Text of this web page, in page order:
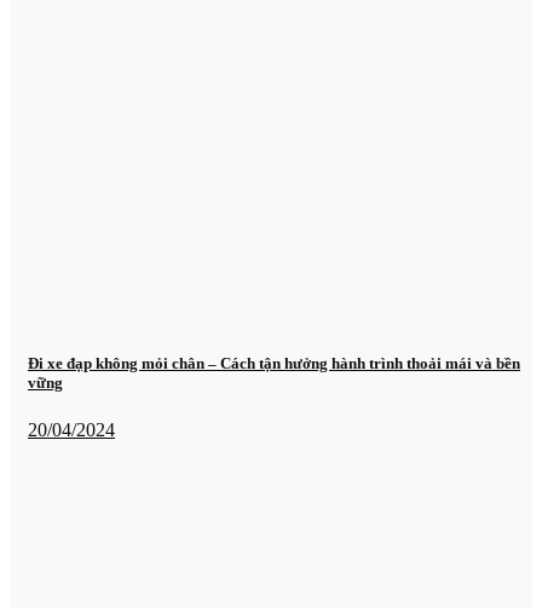
Đi xe đạp không mỏi chân – Cách tận hưởng hành trình thoải mái và bền
vững
20/04/2024